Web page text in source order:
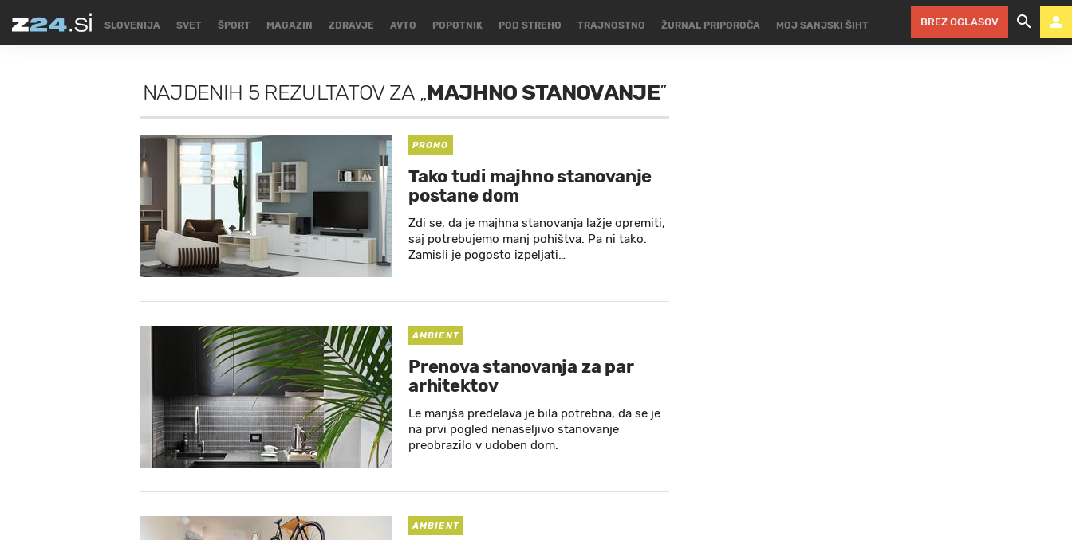
SLOVENIJA SVET ŠPORT MAGAZIN ZDRAVJE AVTO POPOTNIK POD STREHO TRAJNOSTNO ŽURNAL PRIPOROČA MOJ SANJSKI ŠIHT BREZ OGLASOV
NAJDENIH 5 REZULTATOVZA„MAJHNO STANOVANJE”
PROMO
Tako tudi majhno stanovanje
postane dom
Zdi se, da je majhna stanovanja lažje opremiti,
saj potrebujemo manj pohištva. Pa ni tako.
Zamisli je pogosto izpeljati…
AMBIENT
Prenova stanovanja za par
arhitektov
Le manjša predelava je bila potrebna, da se je
na prvi pogled nenaseljivo stanovanje
preobrazilo v udoben dom.
AMBIENT